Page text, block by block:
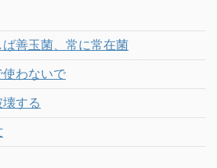
善玉菌、常に常在菌
わないで
する